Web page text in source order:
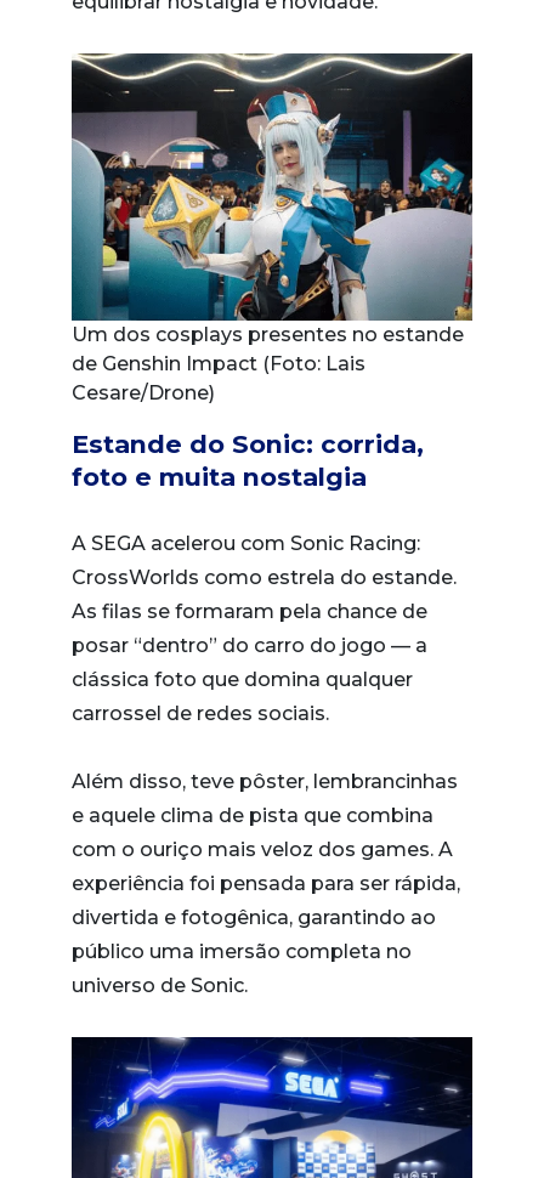
Um dos cosplays presentes no estande
de Genshin Impact (Foto: Lais
Cesare/Drone)
Estande do Sonic: corrida,
foto e muita nostalgia
A SEGA acelerou com Sonic Racing:
CrossWorlds como estrela do estande.
As filas se formaram pela chance de
posar “dentro” do carro do jogo — a
clássica foto que domina qualquer
carrossel de redes sociais.
Além disso, teve pôster, lembrancinhas
e aquele clima de pista que combina
com o ouriço mais veloz dos games. A
experiência foi pensada para ser rápida,
divertida e fotogênica, garantindo ao
público uma imersão completa no
universo de Sonic.